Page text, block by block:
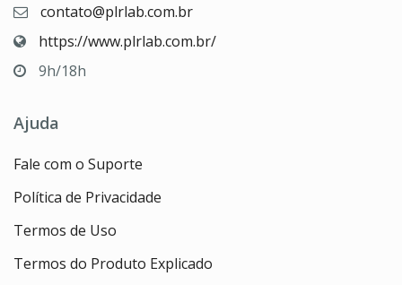
contato@plrlab.com.br
https://www.plrlab.com.br/
9h/18h
Ajuda
Fale com o Suporte
Política de Privacidade
Termos de Uso
Termos do Produto Explicado